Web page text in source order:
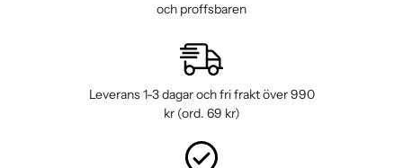
och proffsbaren
Leverans 1-3 dagar och fri frakt över 990
kr (ord. 69 kr)